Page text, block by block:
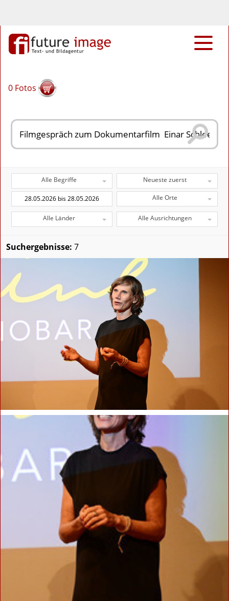
0 Fotos
Alle Begriffe Neueste zuerst
Alle Orte
Alle Länder Alle Ausrichtungen
Suchergebnisse: 7